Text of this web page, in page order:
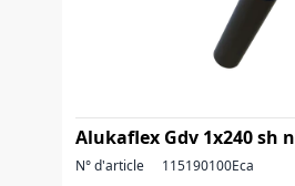
Alukaflex Gdv 1x240 sh
N° d'article 115190100Eca